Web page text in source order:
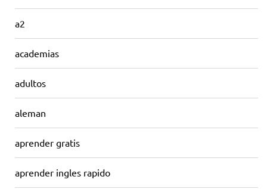
a2
academias
adultos
aleman
aprender gratis
aprender ingles rapido